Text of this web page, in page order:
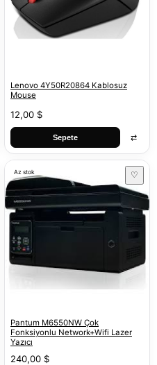
Lenovo 4Y50R20864 Kablosuz
Mouse
12,00 $
Sepete ⇄
Az stok ♡
Pantum M6550NW Çok
Fonksiyonlu Network+Wifi Lazer
Yazıcı
240,00 $